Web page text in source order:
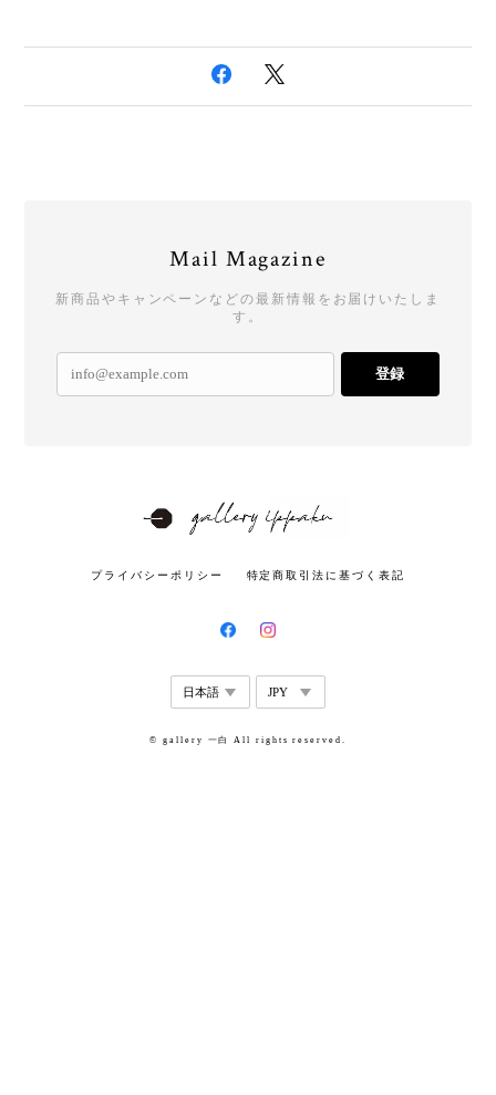
Mail Magazine
新商品やキャンペーンなどの最新情報をお届けいたしま
す。
登録
プライバシーポリシー 特定商取引法に基づく表記
© gallery 一白 All rights reserved.